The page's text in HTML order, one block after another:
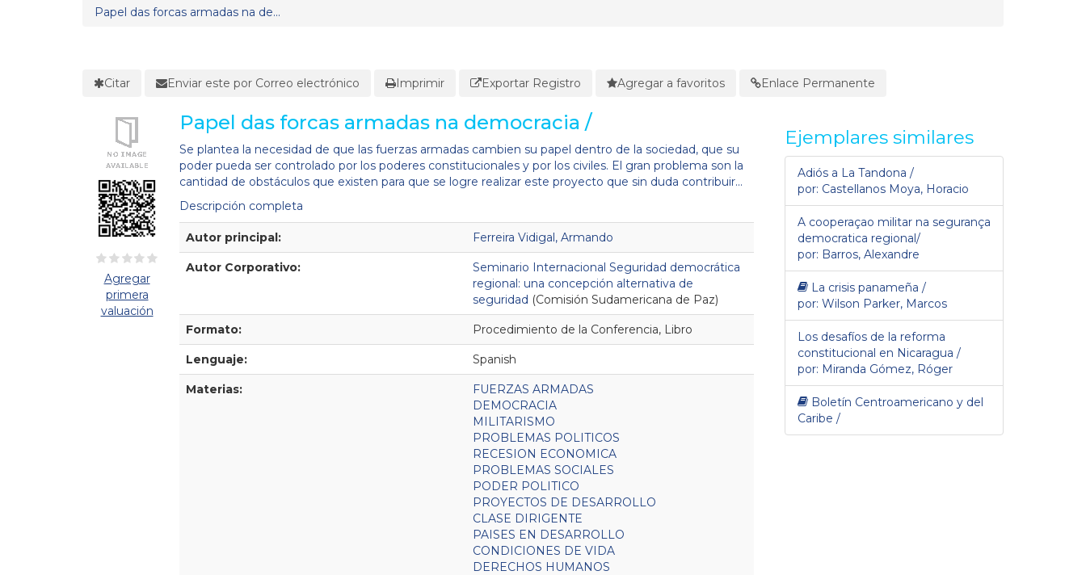
Papel das forcas armadas na de...
Citar Enviar este por Correo electrónico Imprimir Exportar Registro Agregar a favoritos Enlace Permanente
Agregar
primera
valuación
Papel das forcas armadas na democracia /
Se plantea la necesidad de que las fuerzas armadas cambien su papel dentro de la sociedad, que su
poder pueda ser controlado por los poderes constitucionales y por los civiles. El gran problema son la
cantidad de obstáculos que existen para que se logre realizar este proyecto que sin duda contribuir...
Descripción completa
Detalles Bibliográficos
Autor principal: Ferreira Vidigal, Armando
Autor Corporativo:
Seminario Internacional Seguridad democrática
regional: una concepción alternativa de
seguridad (Comisión Sudamericana de Paz)
Formato: Procedimiento de la Conferencia Libro
Lenguaje: Spanish
Materias:
FUERZAS ARMADAS
DEMOCRACIA
MILITARISMO
PROBLEMAS POLITICOS
RECESION ECONOMICA
PROBLEMAS SOCIALES
PODER POLITICO
PROYECTOS DE DESARROLLO
CLASE DIRIGENTE
PAISES EN DESARROLLO
CONDICIONES DE VIDA
DERECHOS HUMANOS
Ejemplares similares
Adiós a La Tandona /
por: Castellanos Moya, Horacio
A cooperaçao militar na segurança
democratica regional/
por: Barros, Alexandre
La crisis panameña /
por: Wilson Parker, Marcos
Los desafíos de la reforma
constitucional en Nicaragua /
por: Miranda Gómez, Róger
Boletín Centroamericano y del
Caribe /